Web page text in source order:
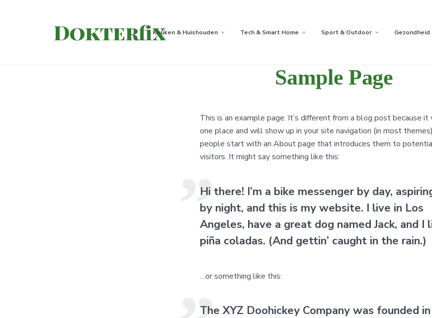
DokterfixKeuken & Huishouden Tech & Smart Home Sport & Outdoor Gezondheid
Sample Page
This is an example page. It’s different from a blog post because
one place and will show up in your site navigation (in most
people start with an About page that introduces them to
visitors. It might say something like this:
Hi there! I’m a bike messenger by day,
by night, and this is my website. I live in Los
Angeles, have a great dog named Jack, and I
piña coladas. (And gettin’ caught in the rain.)
…or something like this:
The XYZ Doohickey Company was founded